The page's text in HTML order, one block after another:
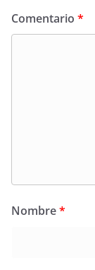
Comentario *
Nombre*